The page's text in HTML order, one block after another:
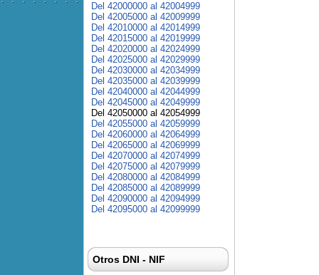
Del 42000000 al 42004999
Del 42005000 al 42009999
Del 42010000 al 42014999
Del 42015000 al 42019999
Del 42020000 al 42024999
Del 42025000 al 42029999
Del 42030000 al 42034999
Del 42035000 al 42039999
Del 42040000 al 42044999
Del 42045000 al 42049999
Del 42050000 al 42054999
Del 42055000 al 42059999
Del 42060000 al 42064999
Del 42065000 al 42069999
Del 42070000 al 42074999
Del 42075000 al 42079999
Del 42080000 al 42084999
Del 42085000 al 42089999
Del 42090000 al 42094999
Del 42095000 al 42099999
Otros DNI - NIF